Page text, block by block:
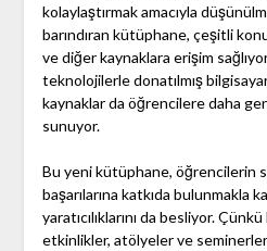
kolaylaştırmak amacıyla
barındıran kütüphane, çeşitli
ve diğer kaynaklara erişim
teknolojilerle donatılmış
kaynaklar da öğrencilere daha
sunuyor.
Bu yeni kütüphane, öğrencilerin
başarılarına katkıda bulunmakla
yaratıcılıklarını da besliyor.
etkinlikler, atölyeler ve